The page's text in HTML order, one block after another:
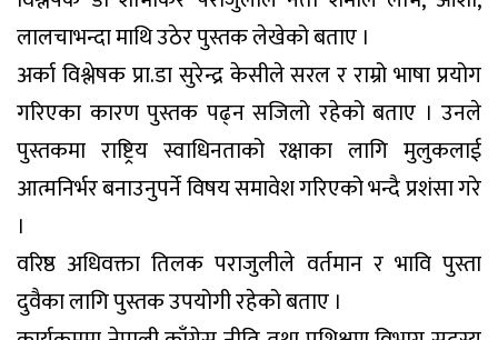
लालचाभन्दा माथि उठेर पुस्तक लेखेको बताए ।
अर्का विश्लेषक प्रा.डा सुरेन्द्र केसीले सरल र राम्रो भाषा प्रयोग
गरिएका कारण पुस्तक पढ्न सजिलो रहेको बताए । उनले
पुस्तकमा राष्ट्रिय स्वाधिनताको रक्षाका लागि मुलुकलाई
आत्मनिर्भर बनाउनुपर्ने विषय समावेश गरिएको भन्दै प्रशंसा गरे
।
वरिष्ठ अधिवक्ता तिलक पराजुलीले वर्तमान र भावि पुस्ता
दुवैका लागि पुस्तक उपयोगी रहेको बताए ।